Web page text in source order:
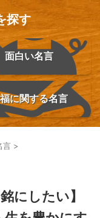
探す
面白い名言
に関する名言
言 >
にしたい】